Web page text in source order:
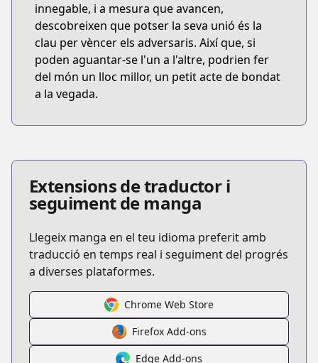
innegable, i a mesura que avancen,
descobreixen que potser la seva unió és la
clau per vèncer els adversaris. Així que, si
poden aguantar-se l'un a l'altre, podrien fer
del món un lloc millor, un petit acte de bondat
a la vegada.
Extensions de traductor i
seguiment de manga
Llegeix manga en el teu idioma preferit amb
traducció en temps real i seguiment del progrés
a diverses plataformes.
Chrome Web Store
Firefox Add-ons
Edge Add-ons